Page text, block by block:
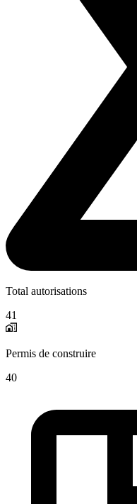
Total autorisations
41
Permis de construire
40